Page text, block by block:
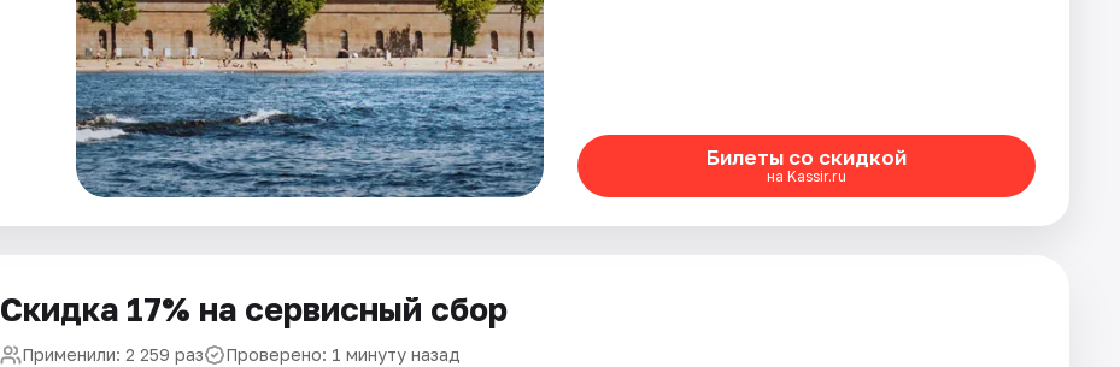
Билеты со скидкой
на Kassir.ru
Скидка 17% на сервисный сбор
Применили: 2 259 раз Проверено: 1 минуту назад